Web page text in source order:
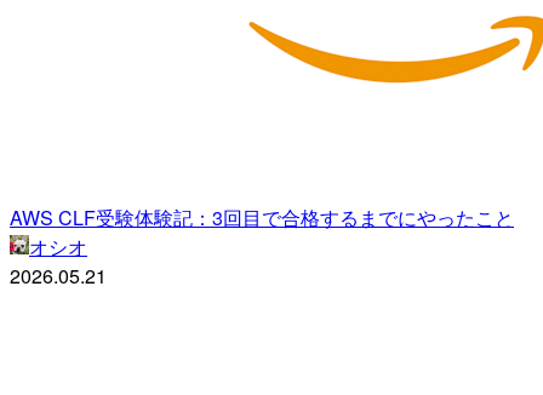
AWS CLF受験体験記：3回目で合格するまでにやったこと
オシオ
2026.05.21